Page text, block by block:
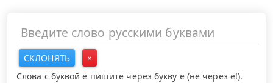
СКЛОНЯТЬ
×
Слова с буквой ё пишите через букву ё (не через е!).